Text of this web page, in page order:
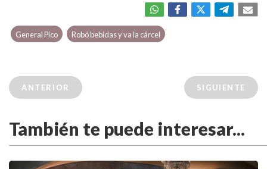
General Pico Robó bebidas y va la cárcel
ANTERIOR SIGUIENTE
También te puede interesar...